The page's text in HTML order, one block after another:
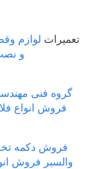
تعمیرات لوازم
و
گروه فنی
فروش انواع
فروش دکمه
والسیر فروش